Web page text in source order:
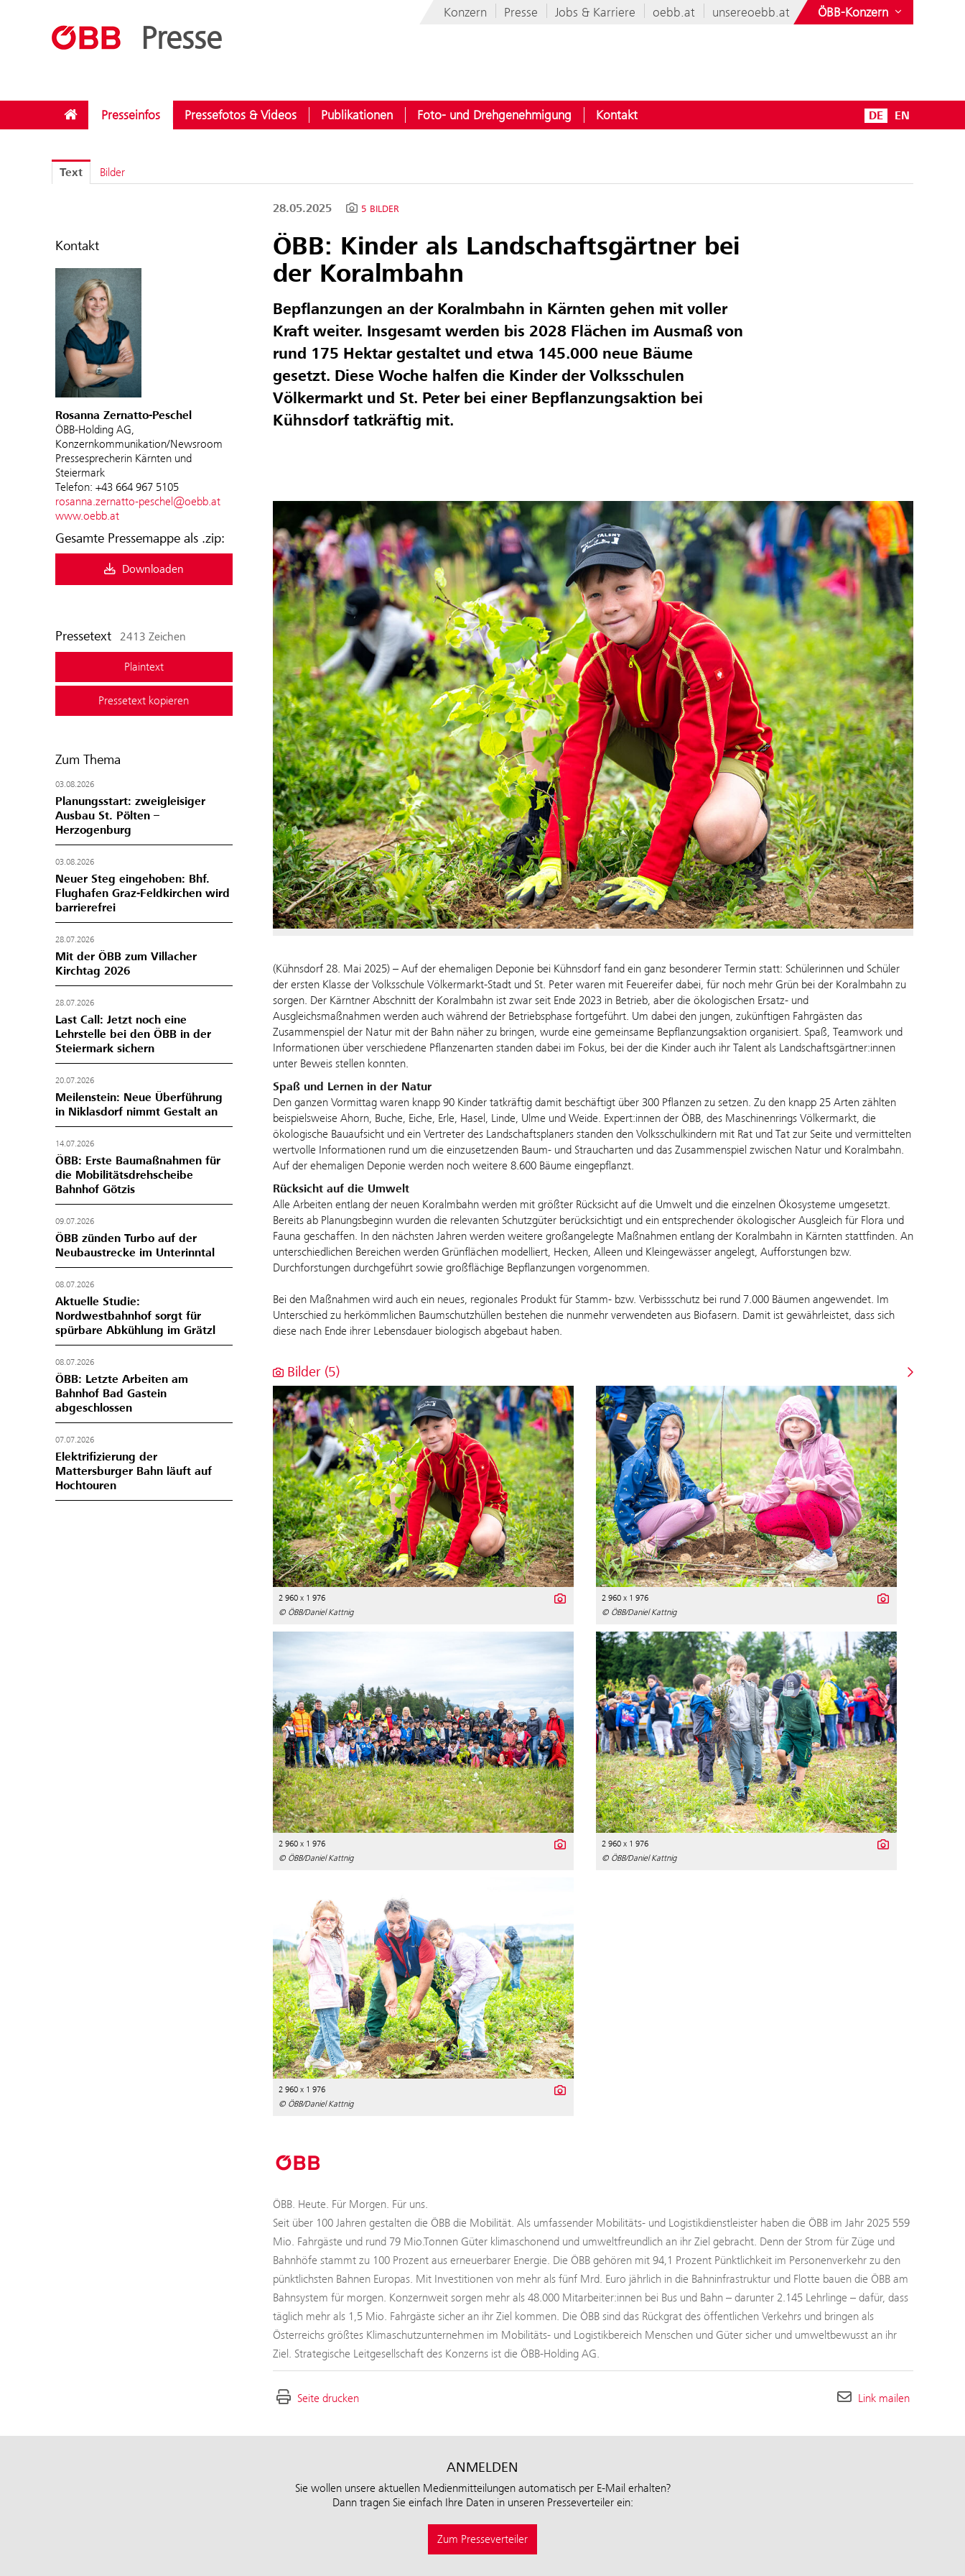
Presse
Konzern Presse Jobs & Karriere oebb.at unsereoebb.at ÖBB-Konzern
Presseinfos Pressefotos & Videos Publikationen Foto- und Drehgenehmigung Kontakt DE EN
Text Bilder
Kontakt
Rosanna Zernatto-Peschel
ÖBB-Holding AG,
Konzernkommunikation/Newsroom
Pressesprecherin Kärnten und
Steiermark
Telefon: +43 664 967 5105
rosanna.zernatto-peschel@oebb.at
www.oebb.at
Gesamte Pressemappe als .zip:
Downloaden
Pressetext 2413 Zeichen
Plaintext
Pressetext kopieren
Zum Thema
03.08.2026
Planungsstart: zweigleisiger
Ausbau St. Pölten –
Herzogenburg
03.08.2026
Neuer Steg eingehoben: Bhf.
Flughafen Graz-Feldkirchen wird
barrierefrei
28.07.2026
Mit der ÖBB zum Villacher
Kirchtag 2026
28.07.2026
Last Call: Jetzt noch eine
Lehrstelle bei den ÖBB in der
Steiermark sichern
20.07.2026
Meilenstein: Neue Überführung
in Niklasdorf nimmt Gestalt an
14.07.2026
ÖBB: Erste Baumaßnahmen für
die Mobilitätsdrehscheibe
Bahnhof Götzis
09.07.2026
ÖBB zünden Turbo auf der
Neubaustrecke im Unterinntal
08.07.2026
Aktuelle Studie:
Nordwestbahnhof sorgt für
spürbare Abkühlung im Grätzl
08.07.2026
ÖBB: Letzte Arbeiten am
Bahnhof Bad Gastein
abgeschlossen
07.07.2026
Elektrifizierung der
Mattersburger Bahn läuft auf
Hochtouren
28.05.2025 5 BILDER
ÖBB: Kinder als Landschaftsgärtner bei
der Koralmbahn
Bepflanzungen an der Koralmbahn in Kärnten gehen mit voller
Kraft weiter. Insgesamt werden bis 2028 Flächen im Ausmaß von
rund 175 Hektar gestaltet und etwa 145.000 neue Bäume
gesetzt. Diese Woche halfen die Kinder der Volksschulen
Völkermarkt und St. Peter bei einer Bepflanzungsaktion bei
Kühnsdorf tatkräftig mit.
(Kühnsdorf 28. Mai 2025) – Auf der ehemaligen Deponie bei Kühnsdorf fand ein ganz besonderer Termin statt: Schülerinnen und Schüler
der ersten Klasse der Volksschule Völkermarkt-Stadt und St. Peter waren mit Feuereifer dabei, für noch mehr Grün bei der Koralmbahn zu
sorgen. Der Kärntner Abschnitt der Koralmbahn ist zwar seit Ende 2023 in Betrieb, aber die ökologischen Ersatz- und
Ausgleichsmaßnahmen werden auch während der Betriebsphase fortgeführt. Um dabei den jungen, zukünftigen Fahrgästen das
Zusammenspiel der Natur mit der Bahn näher zu bringen, wurde eine gemeinsame Bepflanzungsaktion organisiert. Spaß, Teamwork und
Informationen über verschiedene Pflanzenarten standen dabei im Fokus, bei der die Kinder auch ihr Talent als Landschaftsgärtner:innen
unter Beweis stellen konnten.
Spaß und Lernen in der Natur
Den ganzen Vormittag waren knapp 90 Kinder tatkräftig damit beschäftigt über 300 Pflanzen zu setzen. Zu den knapp 25 Arten zählten
beispielsweise Ahorn, Buche, Eiche, Erle, Hasel, Linde, Ulme und Weide. Expert:innen der ÖBB, des Maschinenrings Völkermarkt, die
ökologische Bauaufsicht und ein Vertreter des Landschaftsplaners standen den Volksschulkindern mit Rat und Tat zur Seite und vermittelten
wertvolle Informationen rund um die einzusetzenden Baum- und Straucharten und das Zusammenspiel zwischen Natur und Koralmbahn.
Auf der ehemaligen Deponie werden noch weitere 8.600 Bäume eingepflanzt.
Rücksicht auf die Umwelt
Alle Arbeiten entlang der neuen Koralmbahn werden mit größter Rücksicht auf die Umwelt und die einzelnen Ökosysteme umgesetzt.
Bereits ab Planungsbeginn wurden die relevanten Schutzgüter berücksichtigt und ein entsprechender ökologischer Ausgleich für Flora und
Fauna geschaffen. In den nächsten Jahren werden weitere großangelegte Maßnahmen entlang der Koralmbahn in Kärnten stattfinden. An
unterschiedlichen Bereichen werden Grünflächen modelliert, Hecken, Alleen und Kleingewässer angelegt, Aufforstungen bzw.
Durchforstungen durchgeführt sowie großflächige Bepflanzungen vorgenommen.
Bei den Maßnahmen wird auch ein neues, regionales Produkt für Stamm- bzw. Verbissschutz bei rund 7.000 Bäumen angewendet. Im
Unterschied zu herkömmlichen Baumschutzhüllen bestehen die nunmehr verwendeten aus Biofasern. Damit ist gewährleistet, dass sich
diese nach Ende ihrer Lebensdauer biologisch abgebaut haben.
Bilder (5)
2 960 x 1 976
© ÖBB/Daniel Kattnig
2 960 x 1 976
© ÖBB/Daniel Kattnig
2 960 x 1 976
© ÖBB/Daniel Kattnig
2 960 x 1 976
© ÖBB/Daniel Kattnig
2 960 x 1 976
© ÖBB/Daniel Kattnig
ÖBB. Heute. Für Morgen. Für uns.
Seit über 100 Jahren gestalten die ÖBB die Mobilität. Als umfassender Mobilitäts- und Logistikdienstleister haben die ÖBB im Jahr 2025 559
Mio. Fahrgäste und rund 79 Mio.Tonnen Güter klimaschonend und umweltfreundlich an ihr Ziel gebracht. Denn der Strom für Züge und
Bahnhöfe stammt zu 100 Prozent aus erneuerbarer Energie. Die ÖBB gehören mit 94,1 Prozent Pünktlichkeit im Personenverkehr zu den
pünktlichsten Bahnen Europas. Mit Investitionen von mehr als fünf Mrd. Euro jährlich in die Bahninfrastruktur und Flotte bauen die ÖBB am
Bahnsystem für morgen. Konzernweit sorgen mehr als 48.000 Mitarbeiter:innen bei Bus und Bahn – darunter 2.145 Lehrlinge – dafür, dass
täglich mehr als 1,5 Mio. Fahrgäste sicher an ihr Ziel kommen. Die ÖBB sind das Rückgrat des öffentlichen Verkehrs und bringen als
Österreichs größtes Klimaschutzunternehmen im Mobilitäts- und Logistikbereich Menschen und Güter sicher und umweltbewusst an ihr
Ziel. Strategische Leitgesellschaft des Konzerns ist die ÖBB-Holding AG.
Seite drucken Link mailen
ANMELDEN
Sie wollen unsere aktuellen Medienmitteilungen automatisch per E-Mail erhalten?
Dann tragen Sie einfach Ihre Daten in unseren Presseverteiler ein:
Zum Presseverteiler